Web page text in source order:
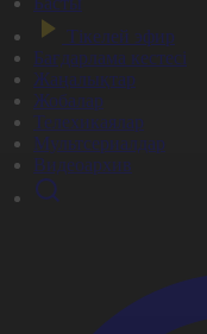
Тікелей эфир
Бағдарлама кестесі
Жаңалықтар
Жобалар
Телехикаялар
Мультсериалдар
Видеоархив